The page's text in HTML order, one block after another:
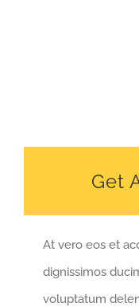
Get
At vero eos et
dignissimos
voluptatum